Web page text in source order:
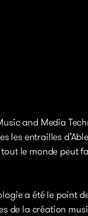
and Media
les entrailles
le monde peut
a été le point
de la création